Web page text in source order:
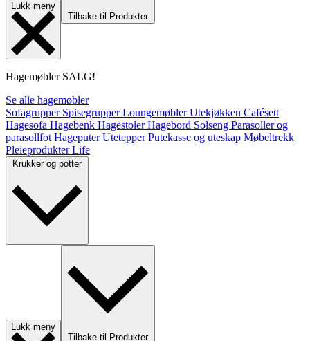
Lukk meny
Tilbake til Produkter
Hagemøbler SALG!
Se alle hagemøbler
Sofagrupper SpisegrupperLoungemøblerUtekjøkken Cafésett
Hagesofa Hagebenk HagestolerHagebord Solseng Parasoller og
parasollfot HageputerUtetepperPutekasse og uteskap Møbeltrekk
PleieprodukterLife
Krukker og potter
Lukk meny
Tilbake til Produkter